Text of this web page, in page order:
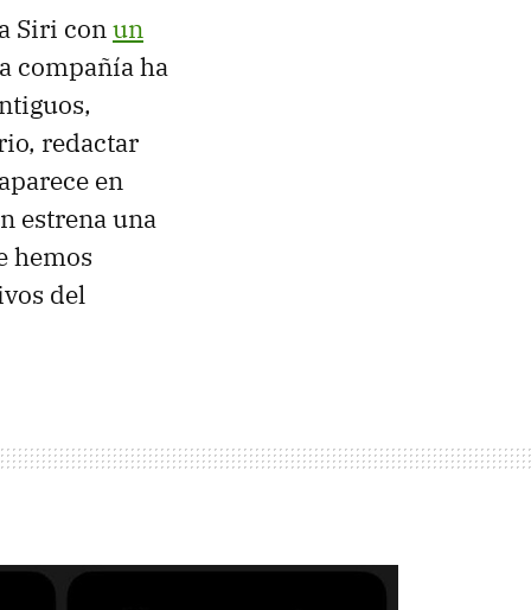
Siri conun
compañía ha
redactar
en
estrena una
hemos
del